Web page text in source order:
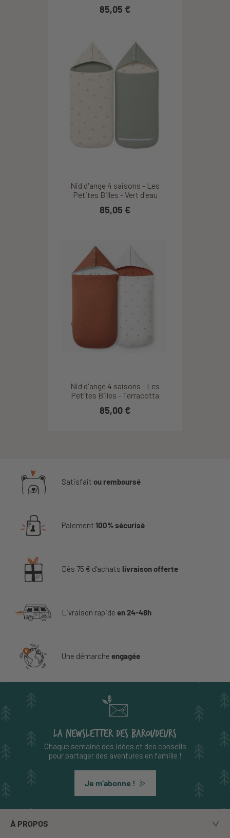
85,05 €
Nid d'ange 4 saisons - Les
Petites Billes - Vert d'eau
85,05 €
Nid d'ange 4 saisons - Les
Petites Billes - Terracotta
85,00 €
Satisfait ou remboursé
Paiement 100% sécurisé
Dès 75 € d'achats livraison offerte
Livraison rapide en 24-48h
Une démarche engagée
LA NEWSLETTER DES BAROUDEURS
Chaque semaine des idées et des conseils
pour partager des aventures en famille !
Je m’abonne !
À PROPOS